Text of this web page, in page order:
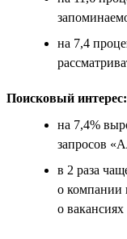
на 7,4
Поисковый интерес:
на 7,4%
запросов
в 2 раза
о
о вакансиях